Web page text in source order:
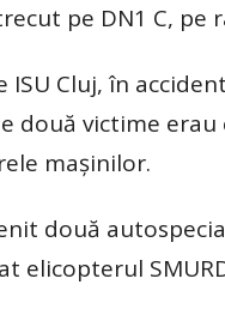
pe DN1 C, pe
Cluj, în
două victime
mașinilor.
două
elicopterul